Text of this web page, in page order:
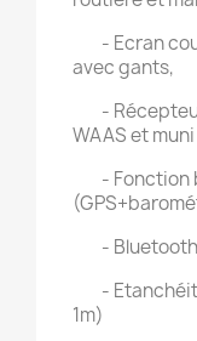
- Ecran
avec gants,
-
WAAS et
- Fonction
- Bluetooth,
-
1m)